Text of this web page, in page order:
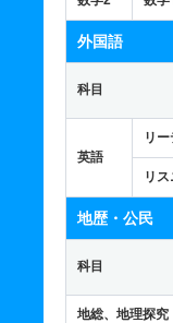
外国語
科目
英語
リ
リ
地歴・公民
科目
地総、地理探究